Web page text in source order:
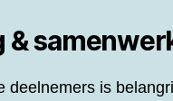
&
deelnemers is